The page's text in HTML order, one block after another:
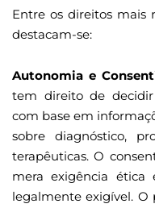
Entre os direitos mais
destacam-se:
Autonomia e
tem direito de
com base em
sobre diagnóstico,
terapêuticas. O
mera exigência ética
legalmente exigível. O